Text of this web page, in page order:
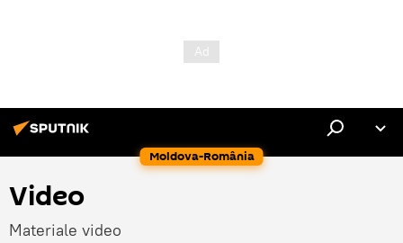
Moldova-România
Video
Materiale video